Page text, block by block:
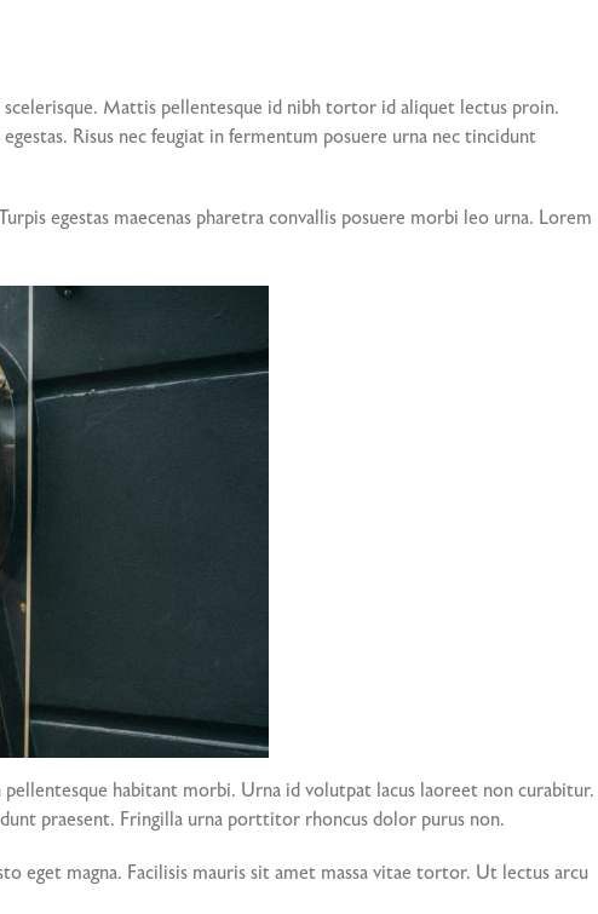
Mattis pellentesque id nibh tortor id aliquet lectus proin.
Risus nec feugiat in fermentum posuere urna nec tincidunt
egestas maecenas pharetra convallis posuere morbi leo urna. Lorem
habitant morbi. Urna id volutpat lacus laoreet non curabitur.
praesent. Fringilla urna porttitor rhoncus dolor purus non.
eget magna. Facilisis mauris sit amet massa vitae tortor. Ut lectus arcu